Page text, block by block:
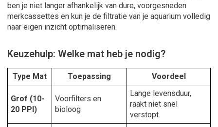
ben je niet langer afhankelijk van dure, voorgesneden
merkcassettes en kun je de filtratie van je aquarium volledig
naar eigen inzicht optimaliseren.
Keuzehulp: Welke mat heb je nodig?
Type Mat Toepassing Voordeel
Grof (10-
20 PPI)
Voorfilters en
bioloog
Lange levensduur,
raakt niet snel
verstopt.